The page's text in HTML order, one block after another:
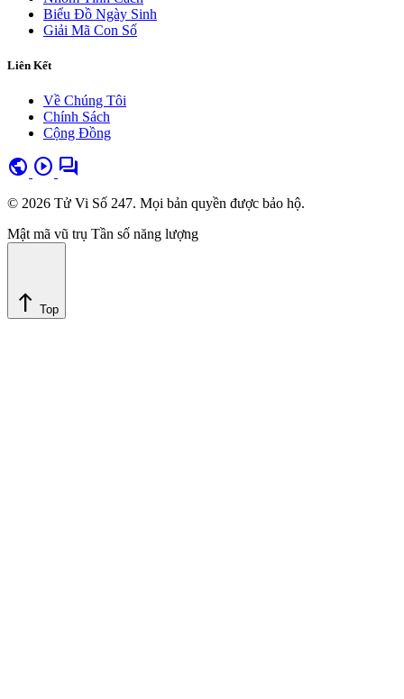
Biểu Đồ Ngày Sinh
Giải Mã Con Số
Liên Kết
Về Chúng Tôi
Chính Sách
Cộng Đồng
public play_circle forum
© 2026 Tử Vi Số 247. Mọi bản quyền được bảo hộ.
Mật mã vũ trụ Tần số năng lượng
north Top